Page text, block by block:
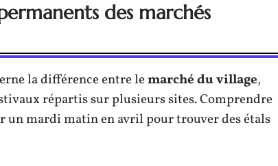
des marchés
la différence entre lemarché du village,
répartis sur plusieurs sites. Comprendre
un mardi matin en avril pour trouver des étals